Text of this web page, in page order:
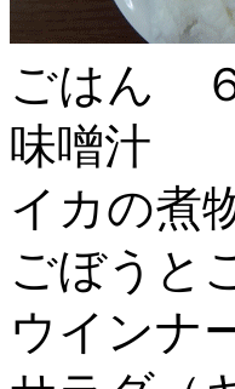
ごはん
味噌汁
イカの煮
ごぼうと
ウインナ